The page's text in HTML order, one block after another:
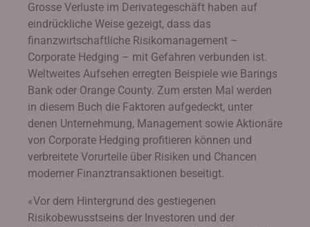
Grosse Verluste im Derivategeschäft haben auf
eindrückliche Weise gezeigt, dass das
finanzwirtschaftliche Risikomanagement –
Corporate Hedging – mit Gefahren verbunden ist.
Weltweites Aufsehen erregten Beispiele wie Barings
Bank oder Orange County. Zum ersten Mal werden
in diesem Buch die Faktoren aufgedeckt, unter
denen Unternehmung, Management sowie Aktionäre
von Corporate Hedging profitieren können und
verbreitete Vorurteile über Risiken und Chancen
moderner Finanztransaktionen beseitigt.
«Vor dem Hintergrund des gestiegenen
Risikobewusstseins der Investoren und der